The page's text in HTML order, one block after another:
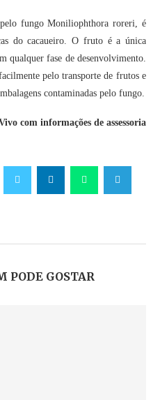
fungo Moniliophthora roreri, é
do cacaueiro. O fruto é a única
qualquer fase de desenvolvimento.
pelo transporte de frutos e
contaminadas pelo fungo.
com informações de assessoria
PODE GOSTAR